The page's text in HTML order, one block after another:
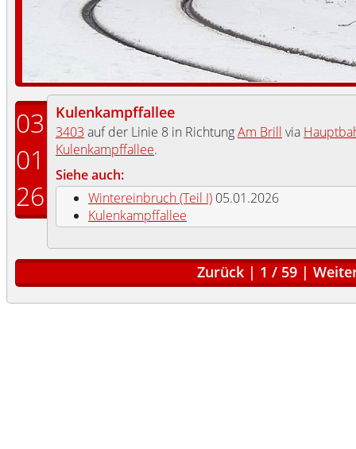
03
01
26
Kulenkampffallee
3403 auf der Linie 8 in RichtungAm Brill via
Kulenkampffallee.
Siehe auch:
Wintereinbruch (Teil I) 05.01.2026
Kulenkampffallee
Zurück | 1 / 59 |